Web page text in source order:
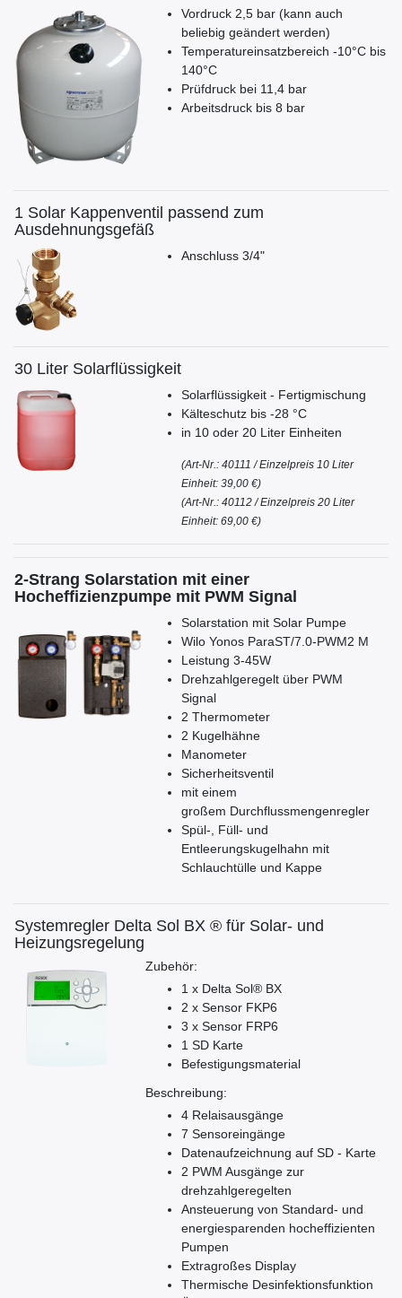
Vordruck 2,5 bar (kann auch
beliebig geändert werden)
Temperatureinsatzbereich -10°C bis
140°C
Prüfdruck bei 11,4 bar
Arbeitsdruck bis 8 bar
1 Solar Kappenventil passend zum
Ausdehnungsgefäß
Anschluss 3/4"
30 Liter Solarflüssigkeit
Solarflüssigkeit - Fertigmischung
Kälteschutz bis -28 °C
in 10 oder 20 Liter Einheiten
(Art-Nr.: 40111 /Einzelpreis 10 Liter
Einheit: 39,00 €)
(Art-Nr.: 40112 /Einzelpreis 20 Liter
Einheit: 69,00 €)
2-Strang Solarstation mit einer
Hocheffizienzpumpe mit PWM Signal
Solarstation mit Solar Pumpe
Wilo Yonos ParaST/7.0-PWM2 M
Leistung 3-45W
Drehzahlgeregelt über PWM
Signal
2 Thermometer
2 Kugelhähne
Manometer
Sicherheitsventil
mit einem
großem Durchflussmengenregler
Spül-, Füll- und
Entleerungskugelhahn mit
Schlauchtülle und Kappe
Systemregler Delta Sol BX ® für Solar- und
Heizungsregelung
Zubehör:
1 x Delta Sol® BX
2 x Sensor FKP6
3 x Sensor FRP6
1 SD Karte
Befestigungsmaterial
Beschreibung:
4 Relaisausgänge
7 Sensoreingänge
Datenaufzeichnung auf SD - Karte
2 PWM Ausgänge zur
drehzahlgeregelten
Ansteuerung von Standard- und
energiesparenden hocheffizienten
Pumpen
Extragroßes Display
Thermische Desinfektionsfunktion